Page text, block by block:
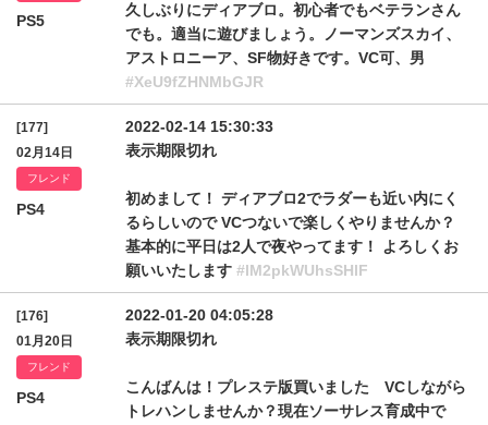
PS5
久しぶりにディアブロ。初心者でもベテランさん
でも。適当に遊びましょう。ノーマンズスカイ、
アストロニーア、SF物好きです。VC可、男
#XeU9fZHNMbGJR
[177]
02月14日
フレンド
PS4
2022-02-14 15:30:33
表示期限切れ
初めまして！ ディアブロ2でラダーも近い内にく
るらしいので VCつないで楽しくやりませんか？
基本的に平日は2人で夜やってます！ よろしくお
願いいたします #lM2pkWUhsSHlF
[176]
01月20日
フレンド
PS4
2022-01-20 04:05:28
表示期限切れ
こんばんは！プレステ版買いました VCしながら
トレハンしませんか？現在ソーサレス育成中で